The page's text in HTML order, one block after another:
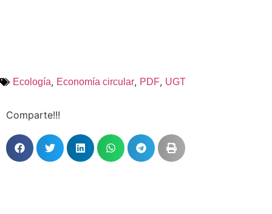
Ecología, Economía circular, PDF, UGT
Comparte!!!